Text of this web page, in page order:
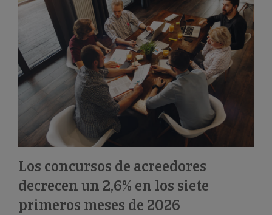
Los concursos de acreedores
decrecen un 2,6% en los siete
primeros meses de 2026